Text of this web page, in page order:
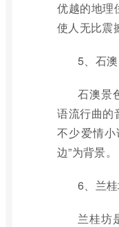
优越的地理
使人无比震
5、石澳
石澳景
语流行曲的
不少爱情
边”为背景。
6、兰
兰桂坊